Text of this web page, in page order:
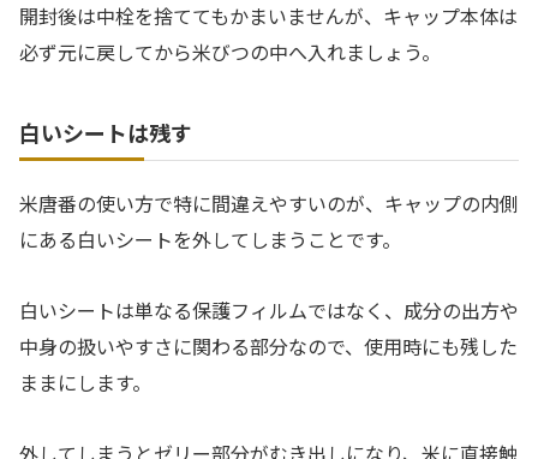
開封後は中栓を捨ててもかまいませんが、キャップ本体は
必ず元に戻してから米びつの中へ入れましょう。
白いシートは残す
米唐番の使い方で特に間違えやすいのが、キャップの内側
にある白いシートを外してしまうことです。
白いシートは単なる保護フィルムではなく、成分の出方や
中身の扱いやすさに関わる部分なので、使用時にも残した
ままにします。
外してしまうとゼリー部分がむき出しになり、米に直接触